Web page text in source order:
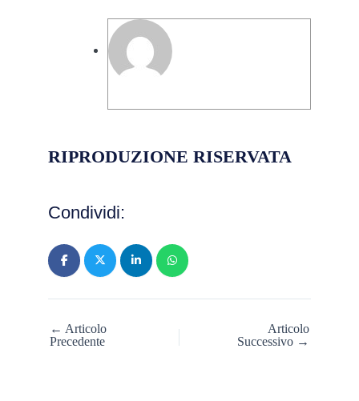
RIPRODUZIONE RISERVATA
Condividi:
← Articolo
Precedente
Articolo
Successivo →